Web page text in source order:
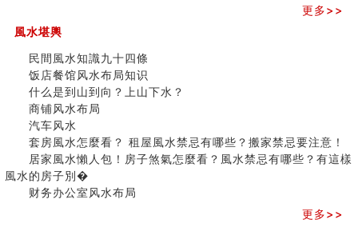
六爻占卜预测考试结果
四墓库真诠
套房風水怎麼看？ 租屋風水禁忌有哪些？搬家禁忌要注
精选1500个五行属金的字
玄空本义(九)
八字十神与坐基关系详解
精选1000个五行属土的字
人的面相看财运
玄空本义(八)
六爻算卦：测腹中胎儿是男是女
中國改革開放總設計師鄧小平命造 (名人八字淺析八）
二
二
生
肖
运
程
(鼠
牛
虎)
生
肖
运
程
(鸡
狗
猪)
生
肖
运
羊
猴)
風
法
(一)
析
(
更多>>
風水堪輿
民間風水知識九十四條
饭店餐馆风水布局知识
什么是到山到向？上山下水？
商铺风水布局
汽车风水
套房風水怎麼看？ 租屋風水禁忌有哪些？搬家禁忌要注意！
居家風水懶人包！房子煞氣怎麼看？風水禁忌有哪些？有這樣
風水的房子別�
财务办公室风水布局
更多>>